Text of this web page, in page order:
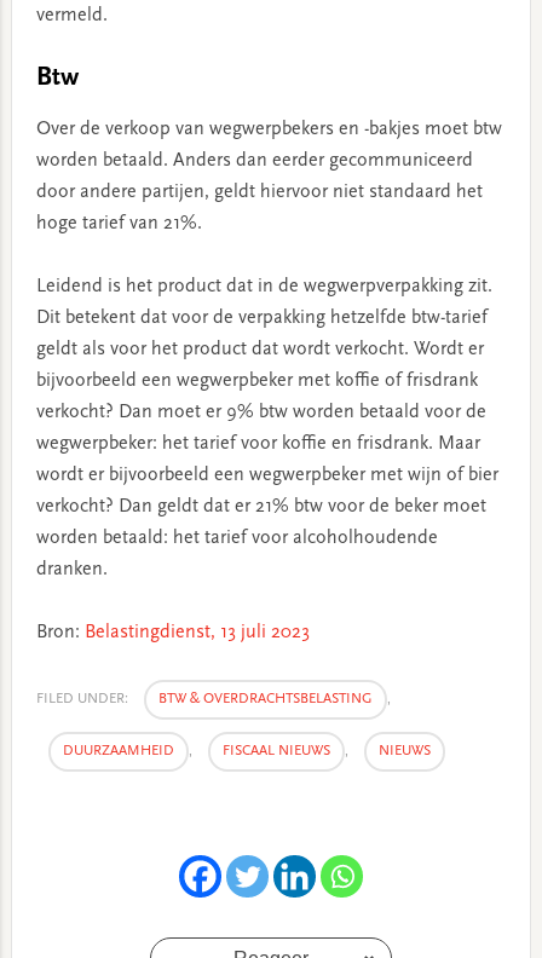
vermeld.
Btw
Over de verkoop van wegwerpbekers en -bakjes moet btw
worden betaald. Anders dan eerder gecommuniceerd
door andere partijen, geldt hiervoor niet standaard het
hoge tarief van 21%.
Leidend is het product dat in de wegwerpverpakking zit.
Dit betekent dat voor de verpakking hetzelfde btw-tarief
geldt als voor het product dat wordt verkocht. Wordt er
bijvoorbeeld een wegwerpbeker met koffie of frisdrank
verkocht? Dan moet er 9% btw worden betaald voor de
wegwerpbeker: het tarief voor koffie en frisdrank. Maar
wordt er bijvoorbeeld een wegwerpbeker met wijn of bier
verkocht? Dan geldt dat er 21% btw voor de beker moet
worden betaald: het tarief voor alcoholhoudende
dranken.
Bron: Belastingdienst, 13 juli 2023
FILED UNDER: BTW & OVERDRACHTSBELASTING ,
DUURZAAMHEID , FISCAAL NIEUWS , NIEUWS